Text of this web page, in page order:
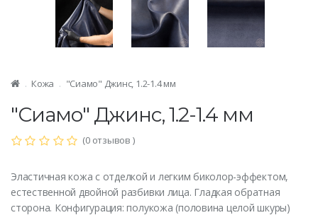
Кожа "Сиамо" Джинс, 1.2-1.4 мм
"Сиамо" Джинс, 1.2-1.4 мм
(0 отзывов )
Эластичная кожа с отделкой и легким биколор-эффектом,
естественной двойной разбивки лица. Гладкая обратная
сторона. Конфигурация: полукожа (половина целой шкуры)